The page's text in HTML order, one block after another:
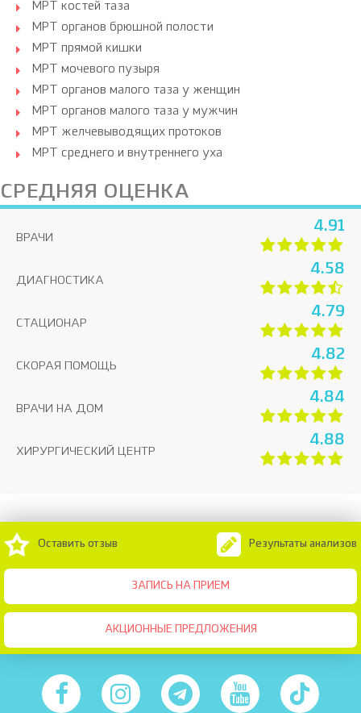
МРТ костей таза
МРТ органов брюшной полости
МРТ прямой кишки
МРТ мочевого пузыря
МРТ органов малого таза у женщин
МРТ органов малого таза у мужчин
МРТ желчевыводящих протоков
МРТ среднего и внутреннего уха
СРЕДНЯЯ ОЦЕНКА
ВРАЧИ
4.91
ДИАГНОСТИКА
4.58
СТАЦИОНАР
4.79
СКОРАЯ ПОМОЩЬ
4.82
ВРАЧИ НА ДОМ
4.84
ХИРУРГИЧЕСКИЙ ЦЕНТР
4.88
ЗАПИСЬ НА ПРИЕМ
Оставить отзыв Результаты анализов
АКЦИОННЫЕ ПРЕДЛОЖЕНИЯ